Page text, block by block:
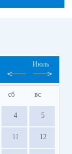
Июль
сб вс
4 5
11 12